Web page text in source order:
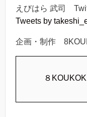
えびはら 武司
Tweets by
企画・制作
８